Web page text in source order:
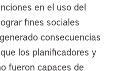
en el uso del
fines sociales
consecuencias
los planificadores y
fueron capaces de